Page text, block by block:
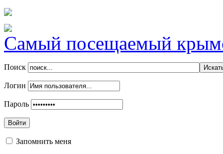
Самый посещаемый
Поиск
Логин
Пароль
Войти
Запомнить меня